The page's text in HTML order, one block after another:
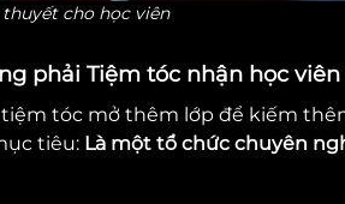
cho học viên
phải Tiệm tóc nhận học viên
tiệm tóc mở thêm lớp để kiếm
tiêu: Là một tổ chức chuyên